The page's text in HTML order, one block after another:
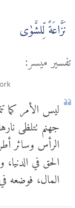
نَزَّاعَةً لِّلشَّوٰى‌
تفسير ميسر:
ليس الأمر كما
جهنم تتلظى
الرأس وسائر
الحق في
المال، فوضعه